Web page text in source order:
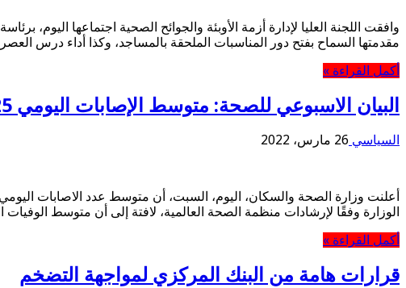
وافقت اللجنة العليا لإدارة أزمة الأوبئة والجوائح الصحية اجتماعها
مقدمتها السماح بفتح دور المناسبات الملحقة بالمساجد، وكذا أداء درس
أكمل القراءة »
البيان الاسبوعي للصحة: متوسط الإصابات اليومي 625 إصابة بفيروس كورونا ..و 8 وفيات
السياسي 26 مارس، 2022
الوزارة وفقًا لإرشادات منظمة الصحة العالمية، لافتة إلى أن متوسط الوفيات اليومي بلغ 8
أكمل القراءة »
قرارات هامة من البنك المركزي لمواجهة التضخم